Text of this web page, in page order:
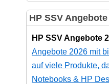
HP SSV
HP SSV Angebote
Angebote 2026 mit
auf viele Produkte,
Notebooks & HP